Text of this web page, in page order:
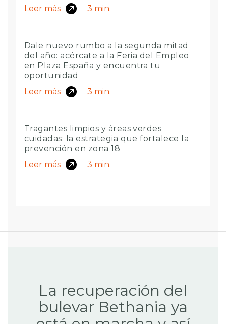
Leer más
3 min.
Dale nuevo rumbo a la segunda mitad
del año: acércate a la Feria del Empleo
en Plaza España y encuentra tu
oportunidad
Leer más
3 min.
Tragantes limpios y áreas verdes
cuidadas: la estrategia que fortalece la
prevención en zona 18
Leer más
3 min.
La recuperación del
bulevar Bethania ya